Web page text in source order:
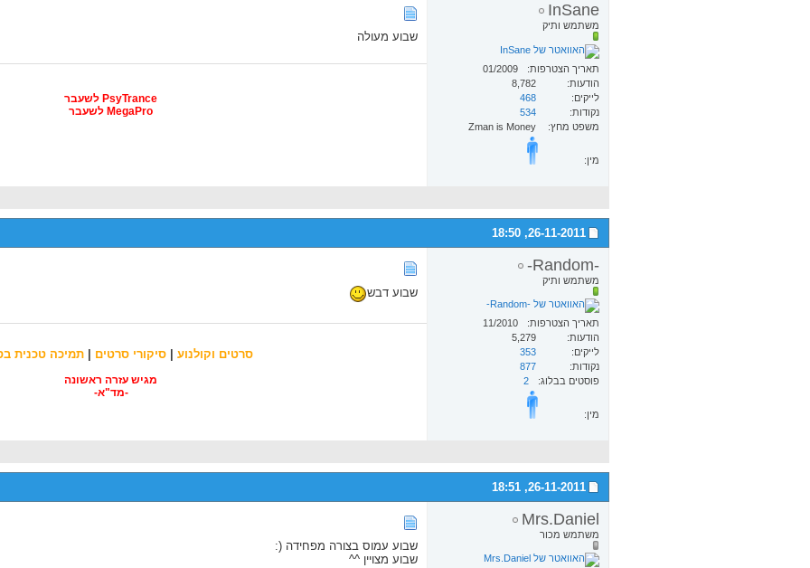
InSane
משתמש ותיק
תאריך הצטרפות
01/2009
הודעות
8,782
לייקים
468
נקודות
534
משפט מחץ
Zman is Money
מין:
שבוע מעולה
PsyTrance לשעבר
MegaPro לשעבר
26-11-2011,
18:50
-Random-
משתמש ותיק
תאריך הצטרפות
11/2010
הודעות
5,279
לייקים
353
נקודות
877
פוסטים בבלוג
2
מין:
שבוע דבש
סרטים וקולנוע |סיקורי סרטים |תמיכה טכנית
מגיש עזרה ראשונה
-מד"א-
26-11-2011,
18:51
Mrs.Daniel
משתמש מכור
שבוע עמוס בצורה מפחידה (:
שבוע מצויין ^^